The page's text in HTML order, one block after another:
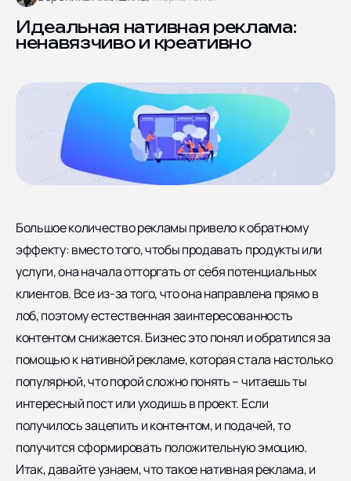
Блог
Отзывы
Контакты
8, корпус 5
СОЦИАЛЬНЫЕ СЕТИ
Идеальная нативная реклама:
ненавязчиво и креативно
Большое количество рекламы привело к обратному
эффекту: вместо того, чтобы продавать продукты или
услуги, она начала отторгать от себя потенциальных
клиентов. Все из-за того, что она направлена прямо в
лоб, поэтому естественная заинтересованность
контентом снижается. Бизнес это понял и обратился за
помощью к нативной рекламе, которая стала настолько
популярной, что порой сложно понять – читаешь ты
интересный пост или уходишь в проект. Если
получилось зацепить и контентом, и подачей, то
получится сформировать положительную эмоцию.
Итак, давайте узнаем, что такое нативная реклама, и